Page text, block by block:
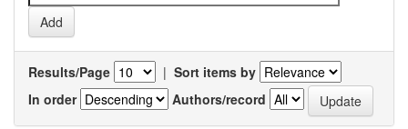
Results/Page | Sort items by
In order
Authors/record